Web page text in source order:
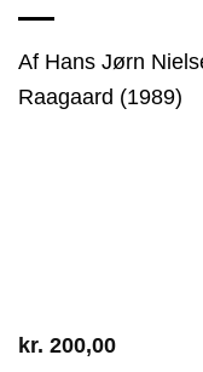
Af Hans Jørn
Raagaard (1989)
kr. 200,00